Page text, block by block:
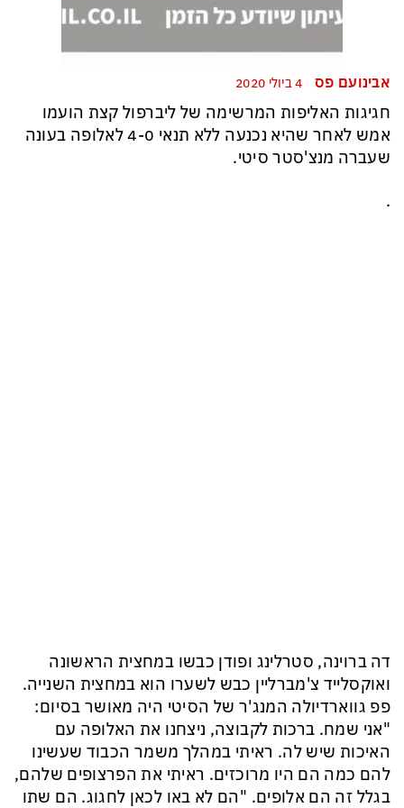
אבינועם פס
חגיגות האליפות המרשימה של ליברפול קצת הועמו
אמש לאחר שהיא נכנעה ללא תנאי 4-0 לאלופה בעונה
שעברה מנצ'סטר סיטי.
.
דה ברוינה, סטרלינג ופודן כבשו במחצית הראשונה
ואוקסלייד צ'מברליין כבש לשערו הוא במחצית השנייה.
פפ גווארדיולה המנג'ר של הסיטי היה מאושר בסיום:
"אני שמח. ברכות לקבוצה, ניצחנו את האלופה עם
האיכות שיש לה. ראיתי במהלך משמר הכבוד שעשינו
להם כמה הם היו מרוכזים. ראיתי את הפרצופים שלהם,
בגלל זה הם אלופים. "הם לא באו לכאן לחגוג. הם שתו